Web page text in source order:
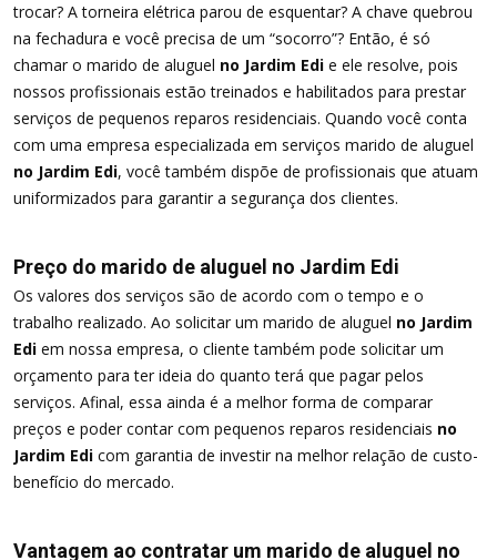
trocar? A torneira elétrica parou de esquentar? A chave quebrou
na fechadura e você precisa de um “socorro”? Então, é só
chamar o marido de aluguel no Jardim Edi e ele resolve, pois
nossos profissionais estão treinados e habilitados para prestar
serviços de pequenos reparos residenciais. Quando você conta
com uma empresa especializada em serviços marido de aluguel
no Jardim Edi, você também dispõe de profissionais que atuam
uniformizados para garantir a segurança dos clientes.
Preço do marido de aluguel no Jardim Edi
Os valores dos serviços são de acordo com o tempo e o
trabalho realizado. Ao solicitar um marido de aluguel no Jardim
Edi em nossa empresa, o cliente também pode solicitar um
orçamento para ter ideia do quanto terá que pagar pelos
serviços. Afinal, essa ainda é a melhor forma de comparar
preços e poder contar com pequenos reparos residenciais no
Jardim Edi com garantia de investir na melhor relação de custo-
benefício do mercado.
Vantagem ao contratar um marido de aluguel no